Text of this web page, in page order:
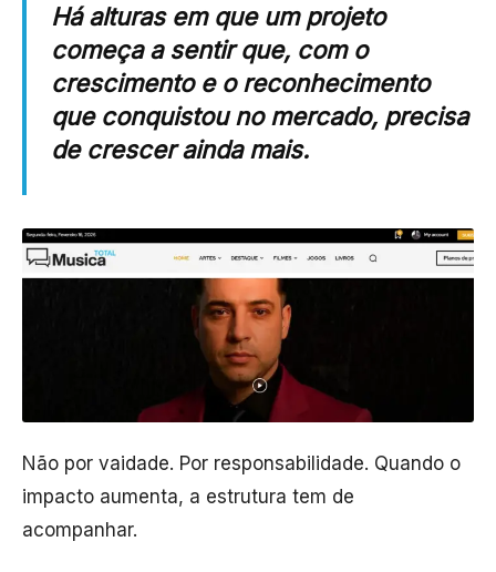
Há alturas em que um projeto
começa a sentir que, com o
crescimento e o reconhecimento
que conquistou no mercado, precisa
de crescer ainda mais.
Não por vaidade. Por responsabilidade. Quando o
impacto aumenta, a estrutura tem de
acompanhar.